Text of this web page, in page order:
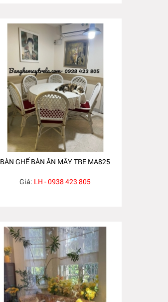
BÀN GHẾ BÀN ĂN MÂY TRE MA825
Giá: LH - 0938 423 805